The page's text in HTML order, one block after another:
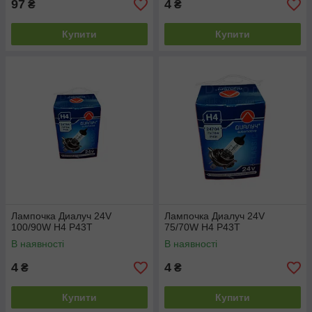
97 ₴
Купити
4 ₴
Купити
Лампочка Диалуч 24V
100/90W H4 P43T
В наявності
4 ₴
Купити
Лампочка Диалуч 24V
75/70W H4 P43T
В наявності
4 ₴
Купити